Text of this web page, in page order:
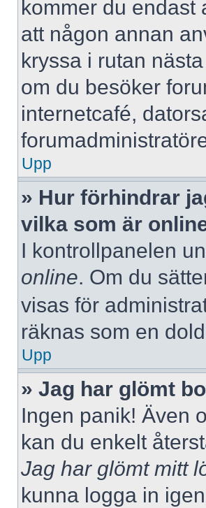
kommer du endast
att någon annan
kryssa i rutan
om du besöker
internetcafé,
Upp
» Hur förhindrar
vilka som är
I kontrollpanelen
online. Om du
visas för
räknas som en
Upp
» Jag har glömt
Ingen panik! Även
kan du enkelt
Jag har glömt mitt
kunna logga in